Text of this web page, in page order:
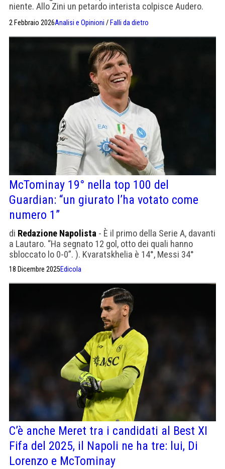
niente. Allo Zini un petardo interista colpisce Audero.
Tutto si aggiusterà con una multa.
2 Febbraio 2026Analisi e Opinioni / Falli da dietro
McTominay 19° nella top 100 del
Guardian: “un giurato l’ha votato come
numero 1”
di Redazione Napolista - È il primo della Serie A, davanti
a Lautaro. “Ha segnato 12 gol, otto dei quali hanno
sbloccato lo 0-0”. ). Kvaratskhelia è 14°, Messi 34°
18 Dicembre 2025Edicola
C’è anche Meret tra i candidati al Best XI
Fifa del 2025, il Napoli ne ha tre: lui, Di
Lorenzo e McTominay